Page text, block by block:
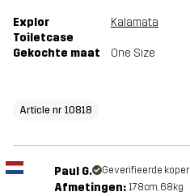
Explor
Toiletcase
Kalamata
Gekochte maat One Size
Article nr 10818
Paul G. Geverifieerde koper
Afmetingen: 178cm, 68kg